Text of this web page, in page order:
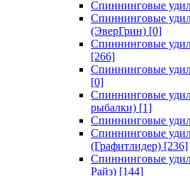
Спиннинговые
Спиннинговые
(ЭверГрин) [0]
Спиннинговые
[266]
Спиннинговые
[0]
Спиннинговые
рыбалки) [1]
Спиннинговые
Спиннинговые
(Графитлидер) [236]
Спиннинговые
Райз) [144]